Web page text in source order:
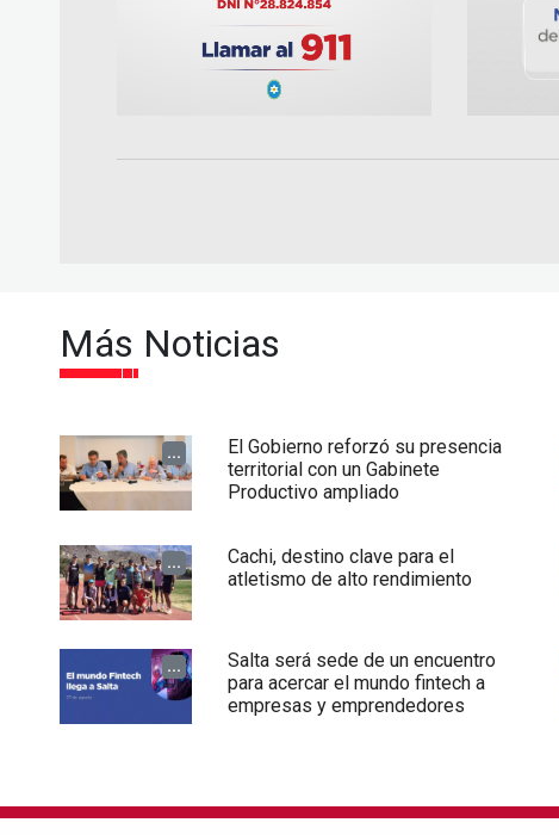
Más Noticias
...
El Gobierno reforzó su presencia
territorial con un Gabinete
Productivo ampliado
...
Cachi, destino clave para el
atletismo de alto rendimiento
...
Salta será sede de un encuentro
para acercar el mundo fintech a
empresas y emprendedores